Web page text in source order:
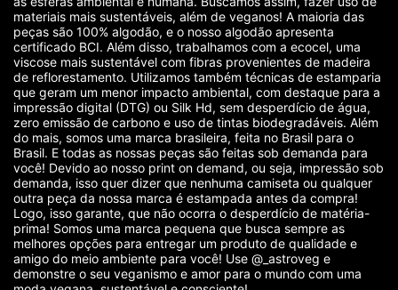
materiais mais sustentáveis, além de veganos! A maioria das
peças são 100% algodão, e o nosso algodão apresenta
certificado BCI. Além disso, trabalhamos com a ecocel, uma
viscose mais sustentável com fibras provenientes de madeira
de reflorestamento. Utilizamos também técnicas de estamparia
que geram um menor impacto ambiental, com destaque para a
impressão digital (DTG) ou Silk Hd, sem desperdício de água,
zero emissão de carbono e uso de tintas biodegradáveis. Além
do mais, somos uma marca brasileira, feita no Brasil para o
Brasil. E todas as nossas peças são feitas sob demanda para
você! Devido ao nosso print on demand, ou seja, impressão sob
demanda, isso quer dizer que nenhuma camiseta ou qualquer
outra peça da nossa marca é estampada antes da compra!
Logo, isso garante, que não ocorra o desperdício de matéria-
prima! Somos uma marca pequena que busca sempre as
melhores opções para entregar um produto de qualidade e
amigo do meio ambiente para você! Use @_astroveg e
demonstre o seu veganismo e amor para o mundo com uma